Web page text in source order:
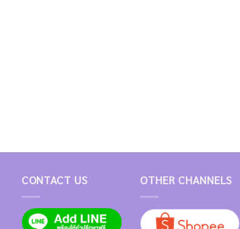
CONTACT US OTHER CHANNELS